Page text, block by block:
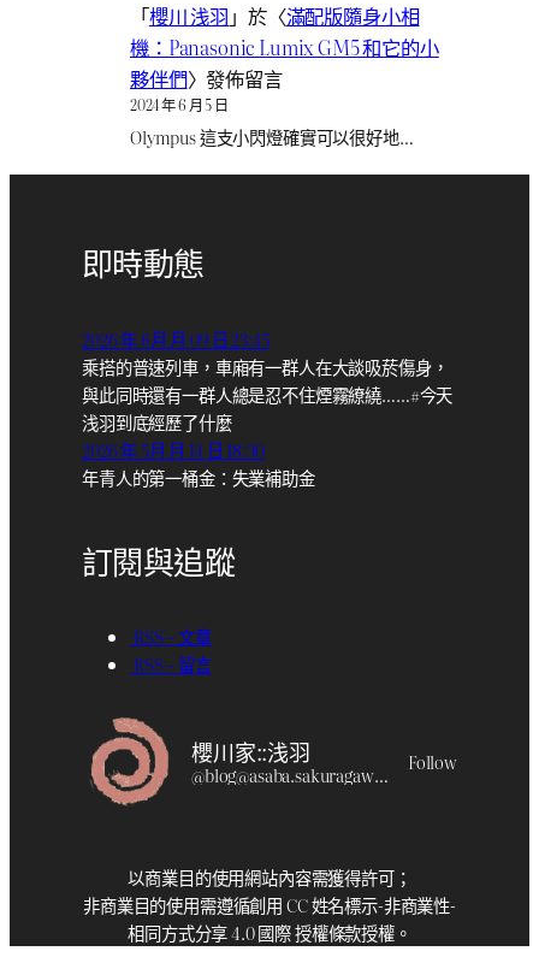
「櫻川 浅羽 」於〈滿配版隨身小相
機：Panasonic Lumix GM5 和它的小
夥伴們〉發佈留言
2024 年 6 月 5 日
Olympus 這支小閃燈確實可以很好地…
即時動態
2026 年 6月 月 09 日 23:45
乘搭的普速列車，車廂有一群人在大談吸菸傷身，
與此同時還有一群人總是忍不住煙霧繚繞……#今天
浅羽到底經歷了什麼
2026 年 5月 月 14 日 18:30
年青人的第一桶金：失業補助金
訂閱與追蹤
RSS – 文章
RSS – 留言
櫻川家::浅羽
@blog@asaba.sakuragawa.moe Follow
以商業目的使用網站內容需獲得許可；
非商業目的使用需遵循創用 CC 姓名標示-非商業性-
相同方式分享 4.0 國際 授權條款授權。